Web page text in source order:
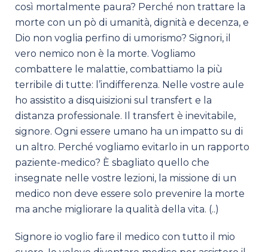
così mortalmente paura? Perché non trattare la
morte con un pò di umanità, dignità e decenza, e
Dio non voglia perfino di umorismo? Signori, il
vero nemico non è la morte. Vogliamo
combattere le malattie, combattiamo la più
terribile di tutte: l’indifferenza. Nelle vostre aule
ho assistito a disquisizioni sul transfert e la
distanza professionale. Il transfert è inevitabile,
signore. Ogni essere umano ha un impatto su di
un altro. Perché vogliamo evitarlo in un rapporto
paziente-medico? È sbagliato quello che
insegnate nelle vostre lezioni, la missione di un
medico non deve essere solo prevenire la morte
ma anche migliorare la qualità della vita. (..)
Signore io voglio fare il medico con tutto il mio